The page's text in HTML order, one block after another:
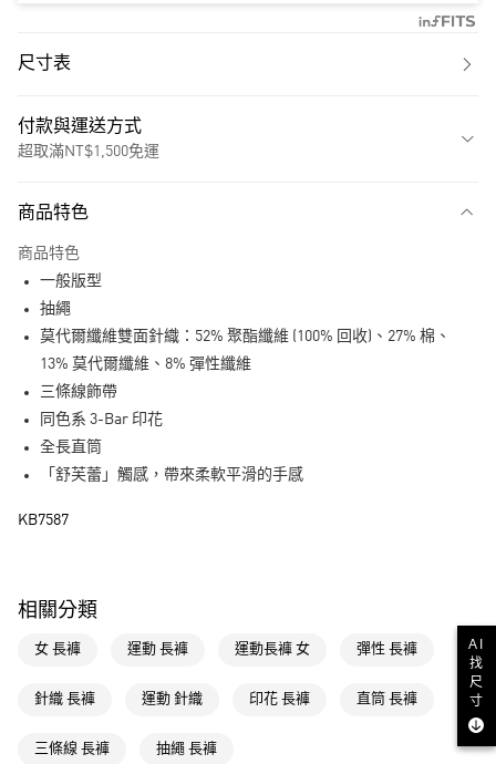
尺寸表
付款與運送方式
超取滿NT$1,500免運
LINE Pay
全家取貨付款
每筆NT$80，滿NT$1,500(含以上)免運費
付款後全家取貨
每筆NT$80，滿NT$1,500(含以上)免運費
付款後萊爾富取貨
每筆NT$80，滿NT$1,500(含以上)免運費
商品特色
商品特色
一般版型
抽繩
莫代爾纖維雙面針織：52% 聚酯纖維 (100% 回收)、27% 棉、
13% 莫代爾纖維、8% 彈性纖維
三條線飾帶
同色系 3-Bar 印花
全長直筒
「舒芙蕾」觸感，帶來柔軟平滑的手感
KB7587
相關分類
女 長褲 運動 長褲 運動長褲 女 彈性 長褲
針織 長褲 運動 針織 印花 長褲 直筒 長褲
三條線 長褲 抽繩 長褲
AI
找
尺
寸